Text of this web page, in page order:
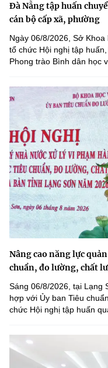
Đà Nẵng tập huấn
cán bộ cấp xã, phường
Ngày 06/8/2026, Sở
tổ chức Hội nghị tập
Phong trào Bình dân học
Nâng cao năng lực
chuẩn, đo lường, chất
Sáng 06/8/2026, tại Lạng
hợp với Ủy ban Tiêu
chức Hội nghị tập huấn